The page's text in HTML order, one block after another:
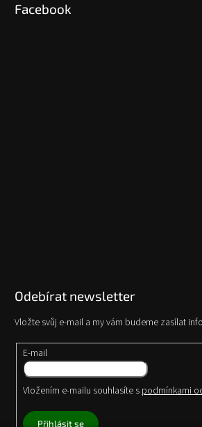
Facebook
Odebírat newsletter
Vložte svůj e-mail a my vám budeme zasílat
E-mail
Vložením e-mailu souhlasíte spodmínkami
Přihlásit se